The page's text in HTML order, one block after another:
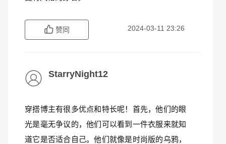
赞同 2024-03-11 23:26
StarryNight12
穿搭博主有很多优点和特长呢！首先，他们的眼
光是毫无争议的，他们可以看到一件衣服来就知
道它是否适合自己。他们就像是时尚版的乌鸦，